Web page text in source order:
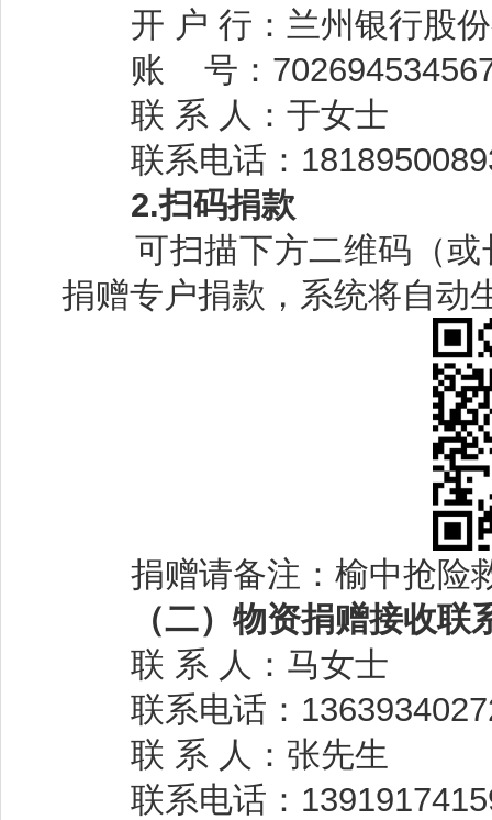
开 户 行：兰州银行股
账 号：
联 系 人： 于女士
联系电话：
2.扫码捐款
可扫描下方二维码（或
捐赠专户捐款，系统将自动
捐赠请备注：榆中抢险
（二）物资捐赠接收联
联 系 人：马女士
联系电话：
联 系 人：张先生
联系电话：